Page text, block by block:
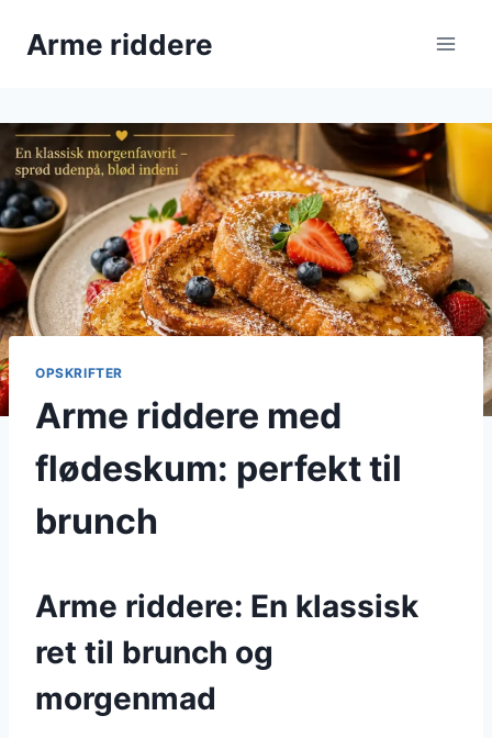
Arme riddere
OPSKRIFTER
Arme riddere med
flødeskum: perfekt til
brunch
Arme riddere: En klassisk
ret til brunch og
morgenmad